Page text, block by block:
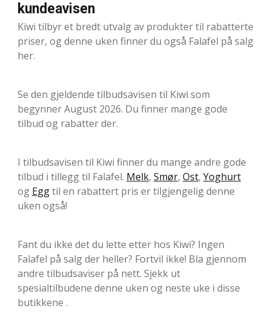
kundeavisen
Kiwi tilbyr et bredt utvalg av produkter til rabatterte
priser, og denne uken finner du også Falafel på salg
her.
Se den gjeldende tilbudsavisen til Kiwi som
begynner August 2026. Du finner mange gode
tilbud og rabatter der.
I tilbudsavisen til Kiwi finner du mange andre gode
tilbud i tillegg til Falafel. Melk, Smør, Ost, Yoghurt
og Eggtil en rabattert pris er tilgjengelig denne
uken også!
Fant du ikke det du lette etter hos Kiwi? Ingen
Falafel på salg der heller? Fortvil ikke! Bla gjennom
andre tilbudsaviser på nett. Sjekk ut
spesialtilbudene denne uken og neste uke i disse
butikkene .